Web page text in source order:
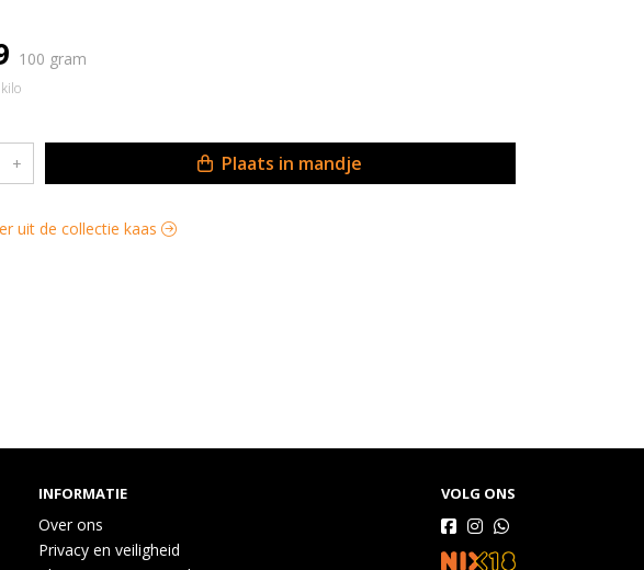
100 gram
+ Plaats in mandje
uit de collectie kaas
INFORMATIE
Over ons
Privacy en veiligheid
VOLG ONS